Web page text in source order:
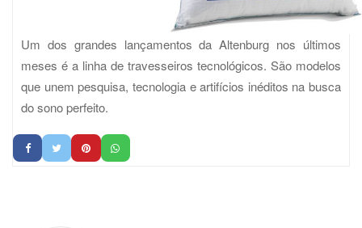
Um dos grandes lançamentos da Altenburg nos últimos
meses é a linha de travesseiros tecnológicos. São modelos
que unem pesquisa, tecnologia e artifícios inéditos na busca
do sono perfeito.